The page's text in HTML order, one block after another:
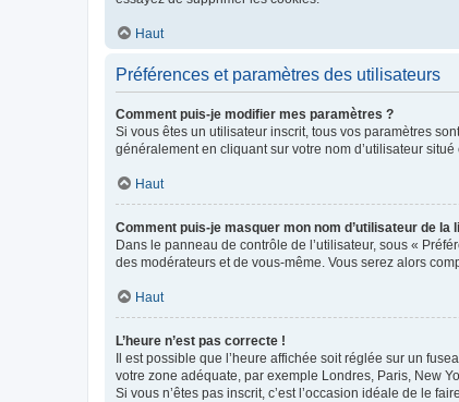
Haut
Préférences et paramètres des utilisateurs
Comment puis-je modifier mes paramètres ?
Si vous êtes un utilisateur inscrit, tous vos paramètres
généralement en cliquant sur votre nom d’utilisateur
Haut
Comment puis-je masquer mon nom d’utilisateur de la
Dans le panneau de contrôle de l’utilisateur, sous «
des modérateurs et de vous-même. Vous serez alors
Haut
L’heure n’est pas correcte !
Il est possible que l’heure affichée soit réglée sur un
votre zone adéquate, par exemple Londres, Paris, New
Si vous n’êtes pas inscrit, c’est l’occasion idéale de le faire.